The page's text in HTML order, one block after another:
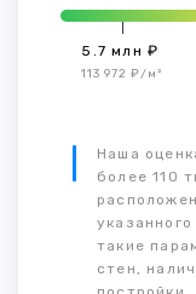
5.7 млн ₽
113 972 ₽/м²
Наша
более 110
такие
стен,